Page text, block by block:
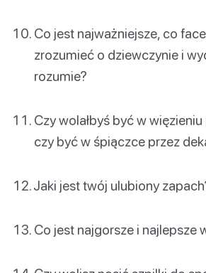
Co jest najważniejsze, co
zrozumieć o dziewczynie i
rozumie?
Czy wolałbyś być w
czy być w śpiączce przez
Jaki jest twój ulubiony
Co jest najgorsze i najlepsze